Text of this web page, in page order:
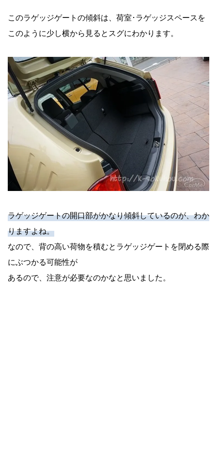
このラゲッジゲートの傾斜は、荷室･ラゲッジスペースを
このように少し横から見るとスグにわかります。
ラゲッジゲートの開口部がかなり傾斜しているのが、わか
りますよね。
なので、背の高い荷物を積むとラゲッジゲートを閉める際
にぶつかる可能性が
あるので、注意が必要なのかなと思いました。